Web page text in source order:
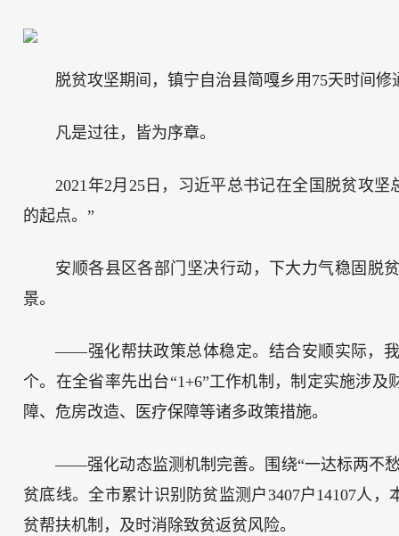
脱贫攻坚期间，镇宁自治县简嘎乡用75天时间修
凡是过往，皆为序章。
2021年2月25日，习近平总书记在全国脱贫攻
的起点。”
安顺各县区各部门坚决行动，下大力气稳固脱
景。
——强化帮扶政策总体稳定。结合安顺实际，
个。在全省率先出台“1+6”工作机制，制定实施涉
障、危房改造、医疗保障等诸多政策措施。
——强化动态监测机制完善。围绕“一达标两不
贫底线。全市累计识别防贫监测户3407户14107人
贫帮扶机制，及时消除致贫返贫风险。